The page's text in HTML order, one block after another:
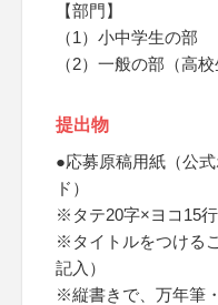
【部門】
（1）小中学生の部
（2）一般の部（高校
提出物
●応募原稿用紙（公
ド）
※タテ20字×ヨコ15
※タイトルをつける
記入）
※縦書きで、万年筆